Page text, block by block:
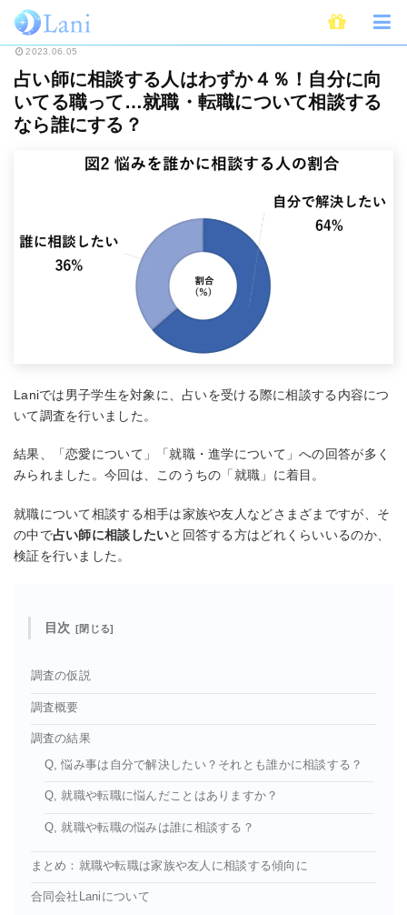
ホーム 占い 占い師に相談する人はわずか４％！自分に向いてる職って…
2023.06.05
占い師に相談する人はわずか４％！自分に向
いてる職って…就職・転職について相談する
なら誰にする？
Laniでは男子学生を対象に、占いを受ける際に相談する内容につ
いて調査を行いました。
結果、「恋愛について」「就職・進学について」への回答が多く
みられました。今回は、このうちの「就職」に着目。
就職について相談する相手は家族や友人などさまざまですが、そ
の中で占い師に相談したいと回答する方はどれくらいいるのか、
検証を行いました。
目次
調査の仮説
調査概要
調査の結果
Q, 悩み事は自分で解決したい？それとも誰かに相談する？
Q, 就職や転職に悩んだことはありますか？
Q, 就職や転職の悩みは誰に相談する？
まとめ：就職や転職は家族や友人に相談する傾向に
合同会社Laniについて